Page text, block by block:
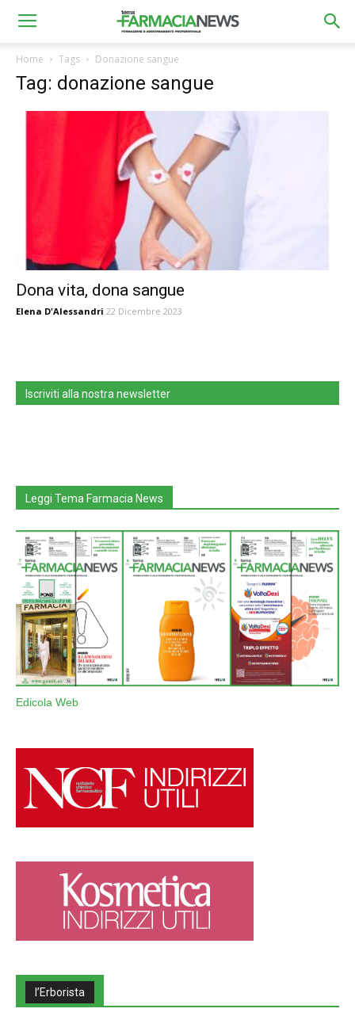
Home Tags Donazione sangue
Tag: donazione sangue
Dona vita, dona sangue
Elena D'Alessandri 22 Dicembre 2023
Iscriviti alla nostra newsletter
Leggi Tema Farmacia News
Edicola Web
l’Erborista